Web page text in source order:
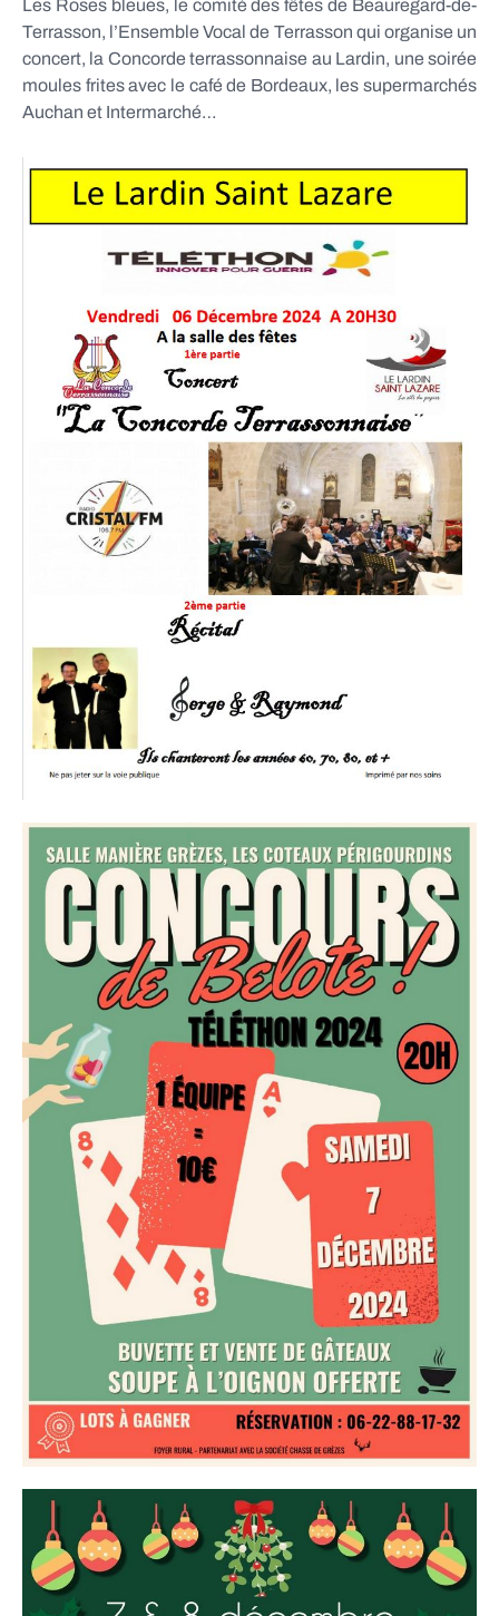
Les Roses bleues, le comité des fêtes de Beauregard-de-
Terrasson, l’Ensemble Vocal de Terrasson qui organise un
concert, la Concorde terrassonnaise au Lardin, une soirée
moules frites avec le café de Bordeaux, les supermarchés
Auchan et Intermarché…